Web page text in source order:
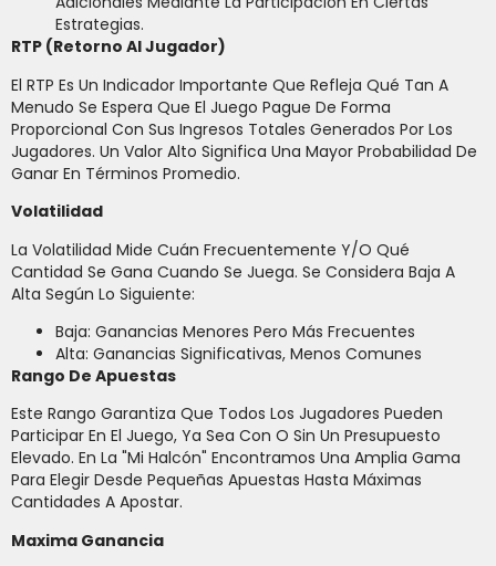
Estrategias.
RTP (Retorno Al Jugador)
El RTP Es Un Indicador Importante Que Refleja Qué Tan A
Menudo Se Espera Que El Juego Pague De Forma
Proporcional Con Sus Ingresos Totales Generados Por Los
Jugadores. Un Valor Alto Significa Una Mayor Probabilidad De
Ganar En Términos Promedio.
Volatilidad
La Volatilidad Mide Cuán Frecuentemente Y/o Qué
Cantidad Se Gana Cuando Se Juega. Se Considera Baja A
Alta Según Lo Siguiente:
Baja: Ganancias Menores Pero Más Frecuentes
Alta: Ganancias Significativas, Menos Comunes
Rango De Apuestas
Este Rango Garantiza Que Todos Los Jugadores Pueden
Participar En El Juego, Ya Sea Con O Sin Un Presupuesto
Elevado. En La "Mi Halcón" Encontramos Una Amplia Gama
Para Elegir Desde Pequeñas Apuestas Hasta Máximas
Cantidades A Apostar.
Maxima Ganancia